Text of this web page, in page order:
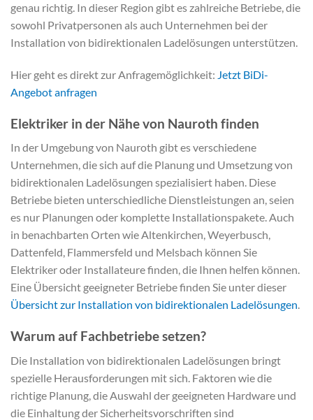
genau richtig. In dieser Region gibt es zahlreiche Betriebe, die
sowohl Privatpersonen als auch Unternehmen bei der
Installation von bidirektionalen Ladelösungen unterstützen.
Hier geht es direkt zur Anfragemöglichkeit: Jetzt BiDi-
Angebot anfragen
Elektriker in der Nähe von Nauroth finden
In der Umgebung von Nauroth gibt es verschiedene
Unternehmen, die sich auf die Planung und Umsetzung von
bidirektionalen Ladelösungen spezialisiert haben. Diese
Betriebe bieten unterschiedliche Dienstleistungen an, seien
es nur Planungen oder komplette Installationspakete. Auch
in benachbarten Orten wie Altenkirchen, Weyerbusch,
Dattenfeld, Flammersfeld und Melsbach können Sie
Elektriker oder Installateure finden, die Ihnen helfen können.
Eine Übersicht geeigneter Betriebe finden Sie unter dieser
Übersicht zur Installation von bidirektionalen Ladelösungen.
Warum auf Fachbetriebe setzen?
Die Installation von bidirektionalen Ladelösungen bringt
spezielle Herausforderungen mit sich. Faktoren wie die
richtige Planung, die Auswahl der geeigneten Hardware und
die Einhaltung der Sicherheitsvorschriften sind